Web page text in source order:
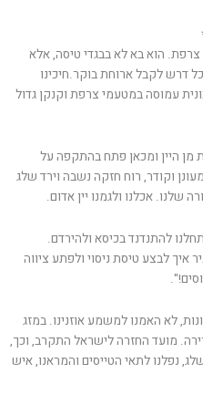
צרפת. הוא בא לא בבגדי טיסה, אלא
דרש לקבל ארוחת בוקר.חיכינו
עמוסה במטעמי צרפת וקנקן גדול
מן היין ומכאן פתח בהתקפה על
וקודר, רוח חזקה נשבה וירד שלג
שלנו. אכלנו ולגמנו יין אדום.
להתנדנד בכיסא ולהירדם.
איך לבצע טיסת ניסוי ולפתע ציווה
לא האמנו למשמע אוזנינו. במזג
מועד החזרה לישראל התקרב, וכך,
נפלנו לתאי הטייסים והמראנו, איש